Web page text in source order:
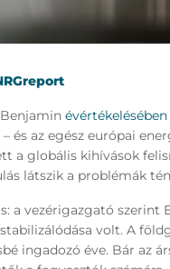
Benjamin
– és az egész európai
a globális kihívások
látszik a problémák
a vezérigazgató szerint
volt. A
ingadozó éve. Bár az